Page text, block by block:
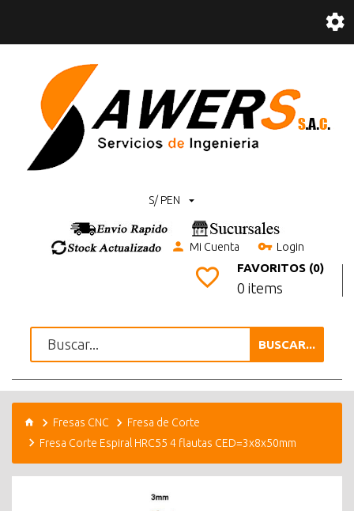
S/ PEN
Mi Cuenta Login
FAVORITOS (0)
0 items
BUSCAR...
Fresas CNC
Fresa de Corte
Fresa Corte Espiral HRC55 4 flautas CED=3x8x50mm